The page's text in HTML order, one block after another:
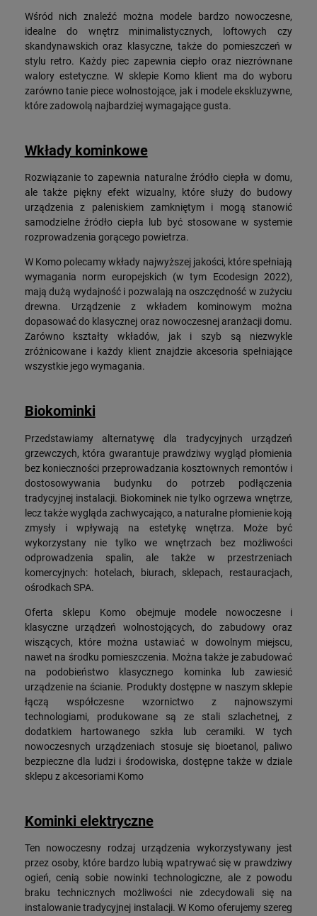
Wśród nich znaleźć można modele bardzo nowoczesne,
idealne do wnętrz minimalistycznych, loftowych czy
skandynawskich oraz klasyczne, także do pomieszczeń w
stylu retro. Każdy piec zapewnia ciepło oraz niezrównane
walory estetyczne. W sklepie Komo klient ma do wyboru
zarówno tanie piece wolnostojące, jak i modele ekskluzywne,
które zadowolą najbardziej wymagające gusta.
Wkłady kominkowe
Rozwiązanie to zapewnia naturalne źródło ciepła w domu,
ale także piękny efekt wizualny, które służy do budowy
urządzenia z paleniskiem zamkniętym i mogą stanowić
samodzielne źródło ciepła lub być stosowane w systemie
rozprowadzenia gorącego powietrza.
W Komo polecamy wkłady najwyższej jakości, które spełniają
wymagania norm europejskich (w tym Ecodesign 2022),
mają dużą wydajność i pozwalają na oszczędność w zużyciu
drewna. Urządzenie z wkładem kominowym można
dopasować do klasycznej oraz nowoczesnej aranżacji domu.
Zarówno kształty wkładów, jak i szyb są niezwykle
zróżnicowane i każdy klient znajdzie akcesoria spełniające
wszystkie jego wymagania.
Biokominki
Przedstawiamy alternatywę dla tradycyjnych urządzeń
grzewczych, która gwarantuje prawdziwy wygląd płomienia
bez konieczności przeprowadzania kosztownych remontów i
dostosowywania budynku do potrzeb podłączenia
tradycyjnej instalacji. Biokominek nie tylko ogrzewa wnętrze,
lecz także wygląda zachwycająco, a naturalne płomienie koją
zmysły i wpływają na estetykę wnętrza. Może być
wykorzystany nie tylko we wnętrzach bez możliwości
odprowadzenia spalin, ale także w przestrzeniach
komercyjnych: hotelach, biurach, sklepach, restauracjach,
ośrodkach SPA.
Oferta sklepu Komo obejmuje modele nowoczesne i
klasyczne urządzeń wolnostojących, do zabudowy oraz
wiszących, które można ustawiać w dowolnym miejscu,
nawet na środku pomieszczenia. Można także je zabudować
na podobieństwo klasycznego kominka lub zawiesić
urządzenie na ścianie. Produkty dostępne w naszym sklepie
łączą współczesne wzornictwo z najnowszymi
technologiami, produkowane są ze stali szlachetnej, z
dodatkiem hartowanego szkła lub ceramiki. W tych
nowoczesnych urządzeniach stosuje się bioetanol, paliwo
bezpieczne dla ludzi i środowiska, dostępne także w dziale
sklepu z akcesoriami Komo
Kominki elektryczne
Ten nowoczesny rodzaj urządzenia wykorzystywany jest
przez osoby, które bardzo lubią wpatrywać się w prawdziwy
ogień, cenią sobie nowinki technologiczne, ale z powodu
braku technicznych możliwości nie zdecydowali się na
instalowanie tradycyjnej instalacji. W Komo oferujemy szereg